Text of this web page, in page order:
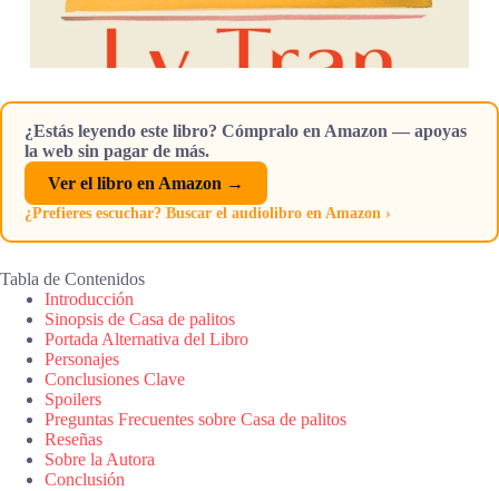
¿Estás leyendo este libro? Cómpralo en Amazon — apoyas
la web sin pagar de más.
Ver el libro en Amazon →
¿Prefieres escuchar? Buscar el audiolibro en Amazon ›
Tabla de Contenidos
Introducción
Sinopsis de Casa de palitos
Portada Alternativa del Libro
Personajes
Conclusiones Clave
Spoilers
Preguntas Frecuentes sobre Casa de palitos
Reseñas
Sobre la Autora
Conclusión